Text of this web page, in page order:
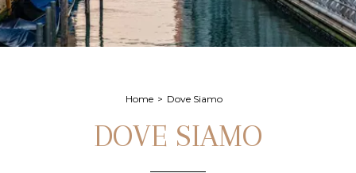
Home Dove Siamo
DOVE SIAMO